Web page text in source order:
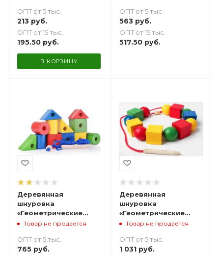
ОПТ от 5 тыс.
213 руб.
ОПТ от 15 тыс.
195.50 руб.
В КОРЗИНУ
ОПТ от 5 тыс.
563руб.
ОПТ от 15 тыс.
517.50руб.
Деревянная
шнуровка
«Геометрические
фигуры» - 12 шт.
Товар не продается
ОПТ от 5 тыс.
765 руб.
Деревянная
шнуровка
«Геометрические
фигуры»
Товар не продается
ОПТ от 5 тыс.
1 031руб.